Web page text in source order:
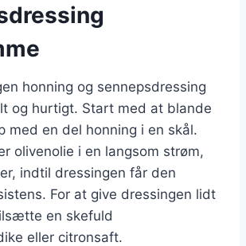
honning og sennepsdressing
og hurtigt. Start med at blande
med en del honning i en skål.
olivenolie i en langsom strøm,
indtil dressingen får den
For at give dressingen lidt
en skefuld
eller citronsaft.